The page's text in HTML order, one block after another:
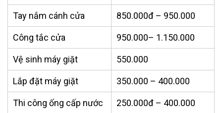
Tay nắm cánh cửa 850.000đ – 950.000
Công tắc cửa 950.000– 1.150.000
Vệ sinh máy giặt 550.000
Lắp đặt máy giặt 350.000 – 400.000
Thi công ống cấp nước 250.000đ – 400.000